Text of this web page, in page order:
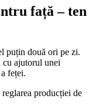
față –ten
puțin două ori pe zi.
cu ajutorul unei
feței.
reglarea producției de